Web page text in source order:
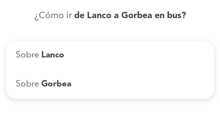
¿Cómo ir de Lanco a Gorbea en bus?
Sobre Lanco
Sobre Gorbea